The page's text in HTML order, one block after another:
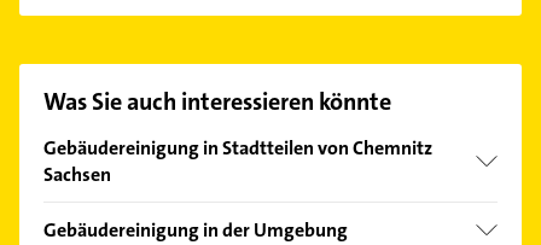
aufzunehmen. Einfach die passenden
unserem Kontaktdaten-Bereich auswählen. Hier
finden Sie alle
Kontaktdaten
Was Sie auch interessieren könnte
Gebäudereinigung in Stadtteilen von Chemnitz
Sachsen
Altchemnitz
Gebäudereinigung in der Umgebung